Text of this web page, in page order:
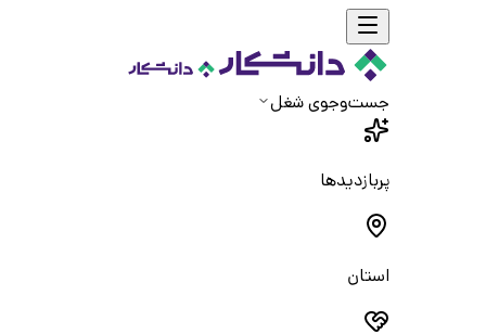
جست‌و‌جوی شغل
پربازدیدها
استان